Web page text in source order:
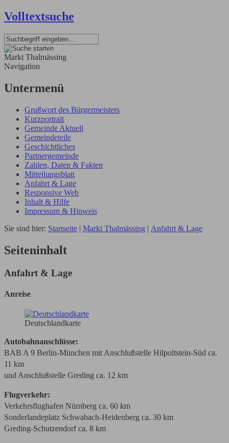
Volltextsuche
Markt Thalmässing
Navigation
Untermenü
Grußwort des Bürgermeisters
Kurzportrait
Gemeinde Aktuell
Gemeindeteile
Geschichtliches
Partnergemeinde
Zahlen, Daten & Fakten
Mitteilungsblatt
Anfahrt & Lage
Responsive Web
Inhalt & Hilfe
Impressum & Hinweis
Sie sind hier: Startseite | Markt Thalmässing | Anfahrt & Lage
Seiteninhalt
Anfahrt & Lage
Anreise
Deutschlandkarte
Autobahnanschlüsse:
BAB A 9 Berlin-München mit Anschlußstelle Hilpoltstein-Süd ca.
11 km
und Anschlußstelle Greding ca. 12 km
Flugverkehr:
Verkehrsflughafen Nürnberg ca. 60 km
Sonderlandeplatz Schwabach-Heidenberg ca. 30 km
Greding-Schutzendorf ca. 8 km